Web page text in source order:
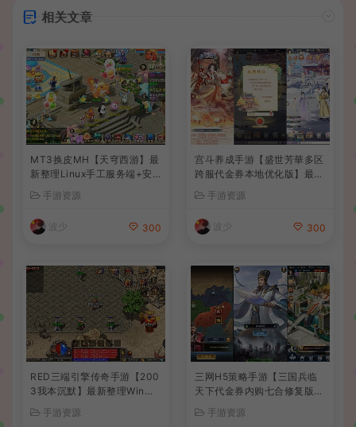
相关文章
MT3换皮MH【天穹西游】最
新整理Linux手工服务端+安
建教程+全套源码+视频教程
手游资源
波少 300
宫斗养成手游【盛世芳華多区
跨服代金券本地优化版】最新
手工服务端+CDK授权后台
+安卓+详细搭建教程
手游资源
波少 300
RED三端引擎传奇手游【200
3我本沉默】最新整理Win系
服务端+安卓苹果PC三端+详
细搭建教程
手游资源
三网H5策略手游【三国兵临
天下代金券内购七合修复版】
最新整理单机一键即玩镜像端
+Linux手工服务端+管理后台
手游资源